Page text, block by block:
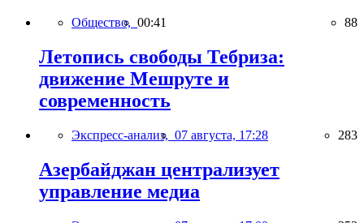
Общество, 00:41 88
Летопись свободы Тебриза:
движение Мешруте и
современность
Экспресс-анализ, 07 августа, 17:28 283
Азербайджан централизует
управление медиа